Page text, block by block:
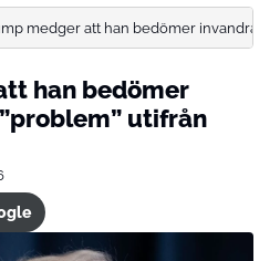
medger att han bedömer invandrare
han bedömer
utifrån